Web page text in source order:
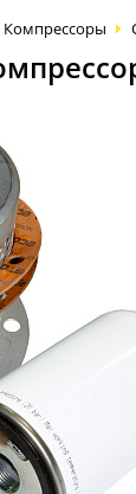
Компрессоры